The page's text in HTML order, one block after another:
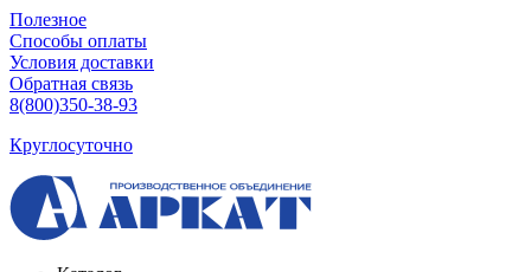
Полезное
Способы оплаты
Условия доставки
Обратная связь
8(800)350-38-93
Круглосуточно